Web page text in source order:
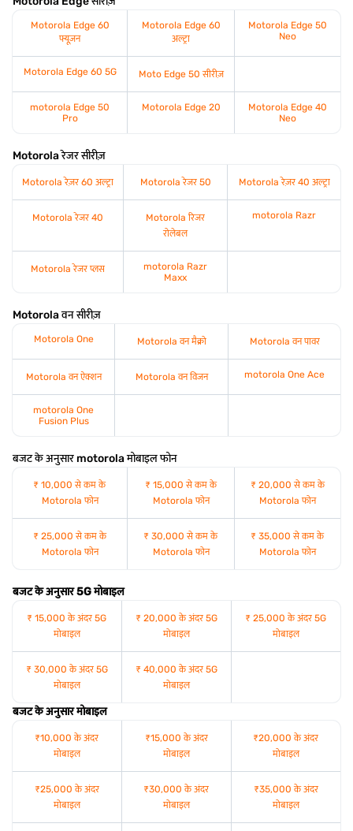
Motorola Edge 60
फ्यूज़न
Motorola Edge 60
अल्ट्रा
Motorola Edge 50
Neo
Motorola Edge 60 5G Moto Edge 50 सीरीज़
motorola Edge 50
Pro
Motorola Edge 20
Motorola Edge 40
Neo
Motorola रेजर सीरीज़
Motorola रेज़र 60 अल्ट्रा Motorola रेजर 50 Motorola रेज़र 40 अल्ट्रा
Motorola रेजर 40
Motorola रिजर
रोलेबल
motorola Razr
Motorola रेजर प्लस
motorola Razr
Maxx
Motorola वन सीरीज़
Motorola One Motorola वन मैक्रो Motorola वन पावर
Motorola वन ऐक्शन Motorola वन विजन motorola One Ace
motorola One
Fusion Plus
बजट के अनुसार motorola मोबाइल फोन
₹ 10,000 से कम के
Motorola फोन
₹ 15,000 से कम के
Motorola फोन
₹ 20,000 से कम के
Motorola फोन
₹ 25,000 से कम के
Motorola फोन
₹ 30,000 से कम के
Motorola फोन
₹ 35,000 से कम के
Motorola फोन
बजट के अनुसार 5G मोबाइल
₹ 15,000 के अंदर 5G
मोबाइल
₹ 20,000 के अंदर 5G
मोबाइल
₹ 25,000 के अंदर 5G
मोबाइल
₹ 30,000 के अंदर 5G
मोबाइल
₹ 40,000 के अंदर 5G
मोबाइल
बजट के अनुसार मोबाइल
₹10,000 के अंदर
मोबाइल
₹15,000 के अंदर
मोबाइल
₹20,000 के अंदर
मोबाइल
₹25,000 के अंदर
मोबाइल
₹30,000 के अंदर
मोबाइल
₹35,000 के अंदर
मोबाइल